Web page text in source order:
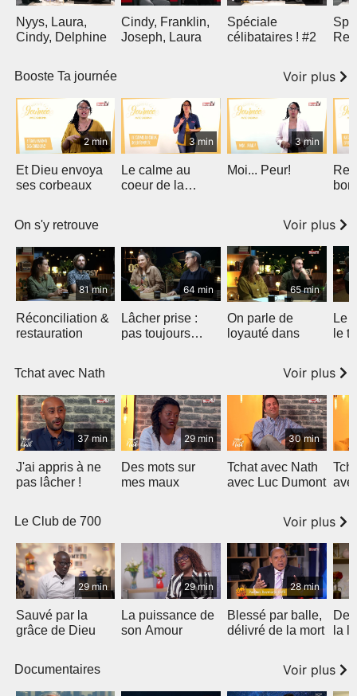
Nyys, Laura,
Cindy, Delphine
Cindy, Franklin,
Joseph, Laura
Spéciale
célibataires ! #2
Booste Ta journée
Voir plus
2 min
Et Dieu envoya
ses corbeaux
3 min
Le calme au
coeur de la
3 min
Moi... Peur!
On s'y retrouve Voir plus
81 min
Réconciliation &
restauration
64 min
Lâcher prise :
pas toujours
65 min
On parle de
loyauté dans
Le
le
Tchat avec Nath Voir plus
37 min
J'ai appris à ne
pas lâcher !
29 min
Des mots sur
mes maux
30 min
Tchat avec Nath
avec Luc Dumont
Le Club de 700
Voir plus
29 min
Sauvé par la
grâce de Dieu
29 min
La puissance de
son Amour
28 min
Blessé par balle,
délivré de la mort
De
la
Documentaires Voir plus